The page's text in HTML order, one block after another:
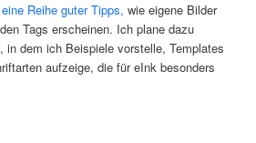
eine Reihe guter Tipps, wie eigene Bilder
Tags erscheinen. Ich plane dazu
in dem ich Beispiele vorstelle, Templates
aufzeige, die für eInk besonders